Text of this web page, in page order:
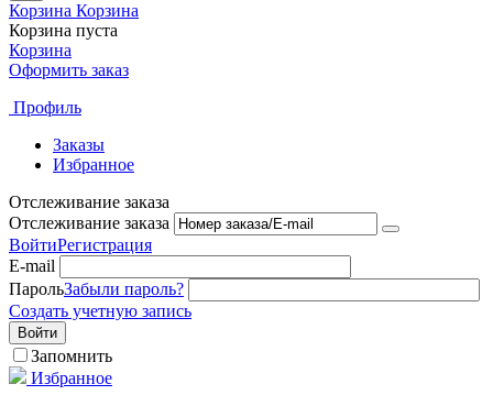
Корзина Корзина
Корзина пуста
Корзина
Оформить заказ
Профиль
Заказы
Избранное
Отслеживание заказа
Отслеживание заказа
ВойтиРегистрация
E-mail
ПарольЗабыли пароль?
Создать учетную запись
Войти
Запомнить
Избранное